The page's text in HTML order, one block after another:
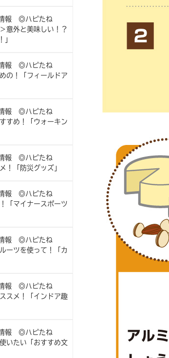
情報 ◎ハピたね
外と美味しい！？
」
情報 ◎ハピたね
！「フィールドア
情報 ◎ハピたね
め！「ウォーキン
情報 ◎ハピたね
「防災グッズ」
情報 ◎ハピたね
マイナースポーツ
情報 ◎ハピたね
ツを使って！「カ
情報 ◎ハピたね
メ！「インドア趣
情報 ◎ハピたね
たい「おすすめ文